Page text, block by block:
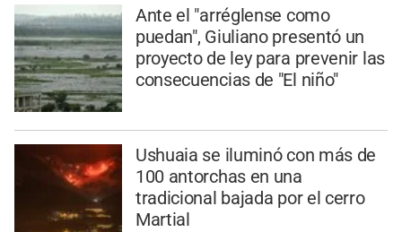
Ante el "arréglense como
puedan", Giuliano presentó un
proyecto de ley para prevenir las
consecuencias de "El niño"
Ushuaia se iluminó con más de
100 antorchas en una
tradicional bajada por el cerro
Martial